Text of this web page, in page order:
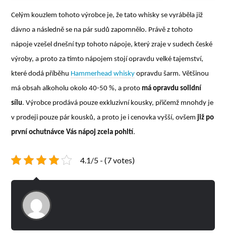
Celým kouzlem tohoto výrobce je, že tato whisky se vyráběla již
dávno a následně se na pár sudů zapomnělo. Právě z tohoto
nápoje vzešel dnešní typ tohoto nápoje, který zraje v sudech české
výroby, a proto za tímto nápojem stojí opravdu velké tajemství,
které dodá příběhu Hammerhead whisky opravdu šarm. Většinou
má obsah alkoholu okolo 40-50 %, a proto má opravdu solidní
sílu. Výrobce prodává pouze exkluzivní kousky, přičemž mnohdy je
v prodeji pouze pár kousků, a proto je i cenovka vyšší, ovšem již po
první ochutnávce Vás nápoj zcela pohltí.
4.1/5 - (7 votes)